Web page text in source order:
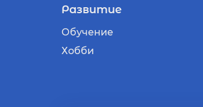
Развитие
Обучение
Хобби